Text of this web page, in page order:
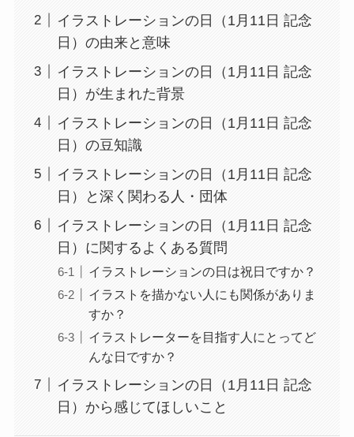
イラストレーションの日（1月11日 記念
日）の由来と意味
イラストレーションの日（1月11日 記念
日）が生まれた背景
イラストレーションの日（1月11日 記念
日）の豆知識
イラストレーションの日（1月11日 記念
日）と深く関わる人・団体
イラストレーションの日（1月11日 記念
日）に関するよくある質問
イラストレーションの日は祝日ですか？
イラストを描かない人にも関係がありま
すか？
イラストレーターを目指す人にとってど
んな日ですか？
イラストレーションの日（1月11日 記念
日）から感じてほしいこと